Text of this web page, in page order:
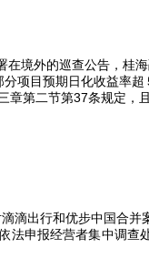
境外的巡查公告，桂
项目预期日化收益率超
章第二节第37条规定，
滴出行和优步中国合
申报经营者集中调